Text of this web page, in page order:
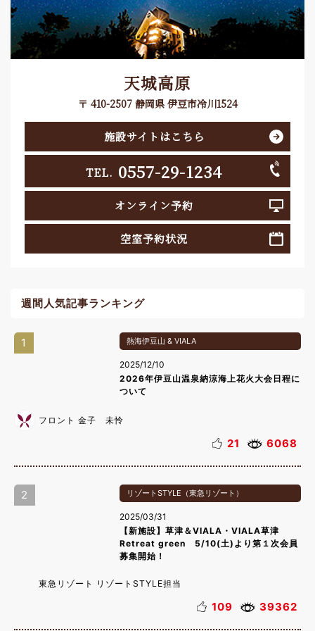
天城高原
〒 410-2507 静岡県 伊豆市冷川1524
施設サイトはこちら
TEL. 0557-29-1234
オンライン予約
空室予約状況
週間人気記事ランキング
1 熱海伊豆山 & VIALA
2025/12/10
2026年伊豆山温泉納涼海上花火大会日程に
ついて
フロント 金子 未怜
21 6068
2 リゾートSTYLE（東急リゾート）
2025/03/31
【新施設】草津＆VIALA・VIALA草津
Retreat green 5/10(土)より第１次会員
募集開始！
東急リゾート リゾートSTYLE担当
109 39362